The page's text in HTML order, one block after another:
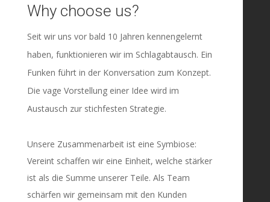
Why choose us?
Seit wir uns vor bald 10 Jahren kennengelernt
haben, funktionieren wir im Schlagabtausch. Ein
Funken führt in der Konversation zum Konzept.
Die vage Vorstellung einer Idee wird im
Austausch zur stichfesten Strategie.
Unsere Zusammenarbeit ist eine Symbiose:
Vereint schaffen wir eine Einheit, welche stärker
ist als die Summe unserer Teile. Als Team
schärfen wir gemeinsam mit den Kunden